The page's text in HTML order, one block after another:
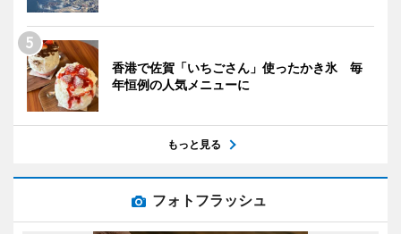
香港で佐賀「いちごさん」使ったかき氷 毎
年恒例の人気メニューに
もっと見る
フォトフラッシュ